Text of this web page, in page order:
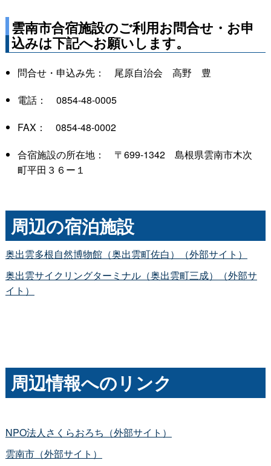
雲南市合宿施設のご利用お問合せ・お申
込みは下記へお願いします。
問合せ・申込み先： 尾原自治会 高野 豊
電話： 0854-48-0005
FAX： 0854-48-0002
合宿施設の所在地： 〒699-1342 島根県雲南市木次
町平田３６ー１
周辺の宿泊施設
奥出雲多根自然博物館（奥出雲町佐白）（外部サイト）
奥出雲サイクリングターミナル（奥出雲町三成）（外部サ
イト）
周辺情報へのリンク
NPO法人さくらおろち（外部サイト）
雲南市（外部サイト）